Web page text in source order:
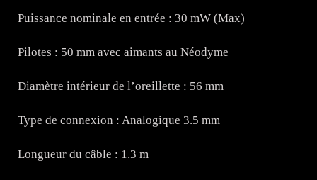
Puissance nominale en entrée : 30 mW (Max)
Pilotes : 50 mm avec aimants au Néodyme
Diamètre intérieur de l’oreillette : 56 mm
Type de connexion : Analogique 3.5 mm
Longueur du câble : 1.3 m